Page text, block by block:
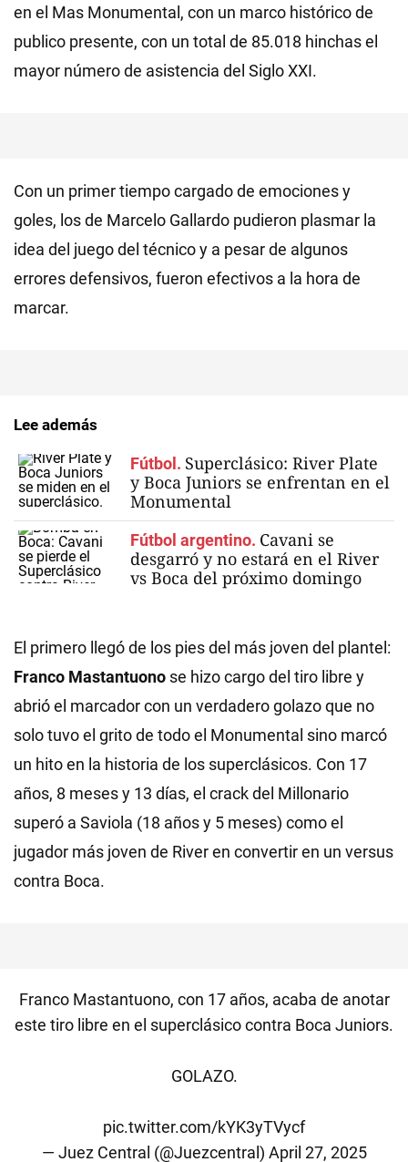
en el Mas Monumental, con un marco histórico de
publico presente, con un total de 85.018 hinchas el
mayor número de asistencia del Siglo XXI.
Con un primer tiempo cargado de emociones y
goles, los de Marcelo Gallardo pudieron plasmar la
idea del juego del técnico y a pesar de algunos
errores defensivos, fueron efectivos a la hora de
marcar.
Lee además
Fútbol. Superclásico: River Plate
y Boca Juniors se enfrentan en el
Monumental
Fútbol argentino. Cavani se
desgarró y no estará en el River
vs Boca del próximo domingo
El primero llegó de los pies del más joven del plantel:
Franco Mastantuono se hizo cargo del tiro libre y
abrió el marcador con un verdadero golazo que no
solo tuvo el grito de todo el Monumental sino marcó
un hito en la historia de los superclásicos. Con 17
años, 8 meses y 13 días, el crack del Millonario
superó a Saviola (18 años y 5 meses) como el
jugador más joven de River en convertir en un versus
contra Boca.
Franco Mastantuono, con 17 años, acaba de anotar
este tiro libre en el superclásico contra Boca Juniors.
GOLAZO.
pic.twitter.com/kYK3yTVycf
— Juez Central (@Juezcentral) April 27, 2025